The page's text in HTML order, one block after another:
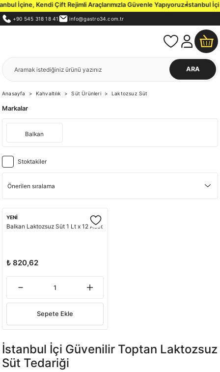
İçine, Kendi Çift Rejimli Araçlarımızla Güvenle Yapıyoruz.İstanbul İçi
+90 545 318 18 41 info@gastro34.com.tr
ARA
Anasayfa Kahvaltılık Süt Ürünleri Laktozsuz Süt
Markalar
Balkan
Stoktakiler
YENİ
Balkan Laktozsuz Süt 1 Lt x 12 Adet
₺ 820,62
Sepete Ekle
İstanbul İçi Güvenilir Toptan Laktozsuz
Süt Tedariği